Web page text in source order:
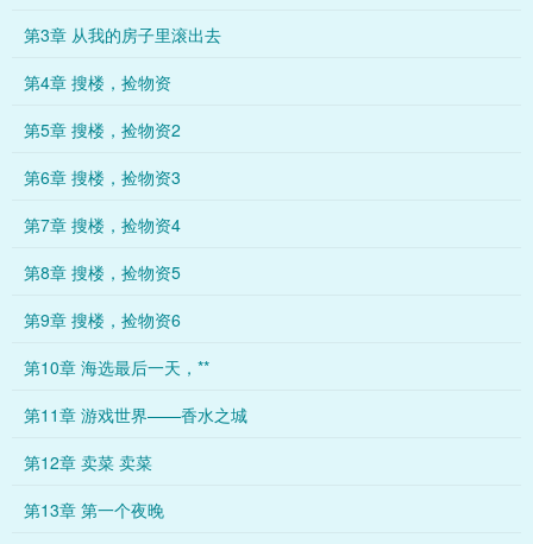
第3章 从我的房子里滚出去
第4章 搜楼，捡物资
第5章 搜楼，捡物资2
第6章 搜楼，捡物资3
第7章 搜楼，捡物资4
第8章 搜楼，捡物资5
第9章 搜楼，捡物资6
第10章 海选最后一天，**
第11章 游戏世界——香水之城
第12章 卖菜 卖菜
第13章 第一个夜晚